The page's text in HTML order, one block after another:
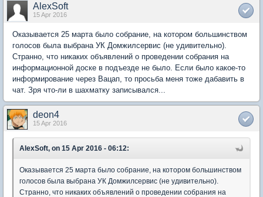
AlexSoft
15 Apr 2016
Оказывается 25 марта было собрание, на котором большинством
голосов была выбрана УК Домжилсервис (не удивительно).
Странно, что никаких объявлений о проведении собрания на
информационной доске в подъезде не было. Если было какое-то
информирование через Вацап, то просьба меня тоже дабавить в
чат. Зря что-ли в шахматку записывался...
deon4
15 Apr 2016
AlexSoft, on 15 Apr 2016 - 06:12:
Оказывается 25 марта было собрание, на котором большинством
голосов была выбрана УК Домжилсервис (не удивительно).
Странно, что никаких объявлений о проведении собрания на